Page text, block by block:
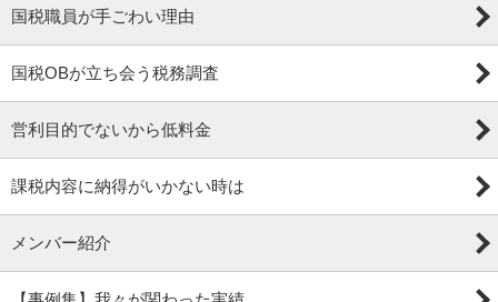
国税職員が手ごわい理由
国税OBが立ち会う税務調査
営利目的でないから低料金
課税内容に納得がいかない時は
メンバー紹介